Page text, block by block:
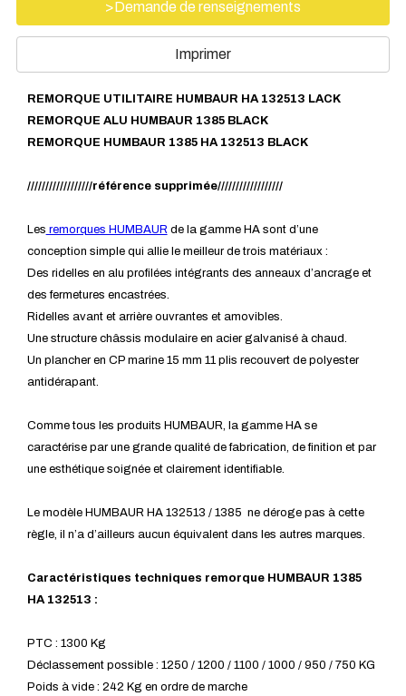
>Demande de renseignements
Imprimer
REMORQUE UTILITAIRE HUMBAUR HA 132513 LACK
REMORQUE ALU HUMBAUR 1385 BLACK
REMORQUE HUMBAUR 1385 HA 132513 BLACK
//////////////////référence supprimée//////////////////
Les remorques HUMBAUR de la gamme HA sont d’une
conception simple qui allie le meilleur de trois matériaux :
Des ridelles en alu profilées intégrants des anneaux d’ancrage et
des fermetures encastrées.
Ridelles avant et arrière ouvrantes et amovibles.
Une structure châssis modulaire en acier galvanisé à chaud.
Un plancher en CP marine 15 mm 11 plis recouvert de polyester
antidérapant.
Comme tous les produits HUMBAUR, la gamme HA se
caractérise par une grande qualité de fabrication, de finition et par
une esthétique soignée et clairement identifiable.
Le modèle HUMBAUR HA 132513 / 1385 ne déroge pas à cette
règle, il n’a d’ailleurs aucun équivalent dans les autres marques.
Caractéristiques techniques remorque HUMBAUR 1385
HA 132513 :
PTC : 1300 Kg
Déclassement possible : 1250 / 1200 / 1100 / 1000 / 950 / 750 KG
Poids à vide : 242 Kg en ordre de marche